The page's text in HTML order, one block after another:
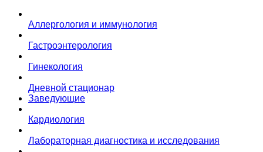
Аллергология и иммунология
Гастроэнтерология
Гинекология
Дневной стационар
Заведующие
Кардиология
Лабораторная диагностика и исследования